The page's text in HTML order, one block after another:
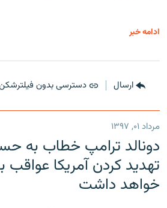
ادامه خبر
ارسال دسترسی بدون
مرداد ۰۱, ۱۳۹۷
دونالد ترامپ خطاب به
تهدید کردن آمریکا
خواهد داشت